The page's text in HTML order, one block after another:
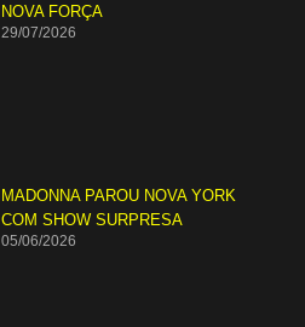
NOVA FORÇA
29/07/2026
MADONNA PAROU NOVA YORK
COM SHOW SURPRESA
05/06/2026